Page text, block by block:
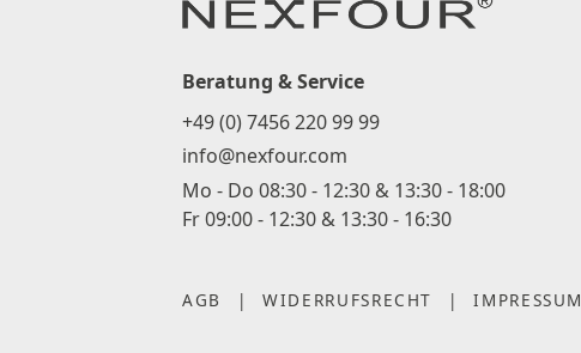
Beratung & Service
+49 (0) 7456 220 99 99
info@nexfour.com
Mo - Do 08:30 - 12:30 & 13:30 - 18:00
Fr 09:00 - 12:30 & 13:30 - 16:30
AGB | WIDERRUFSRECHT | IMPRESSUM